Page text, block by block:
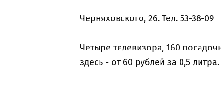
Черняховского, 26. Тел. 53-38-09
Четыре телевизора, 160
здесь - от 60 рублей за 0,5 литра.